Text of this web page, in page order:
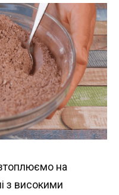
на
з високими